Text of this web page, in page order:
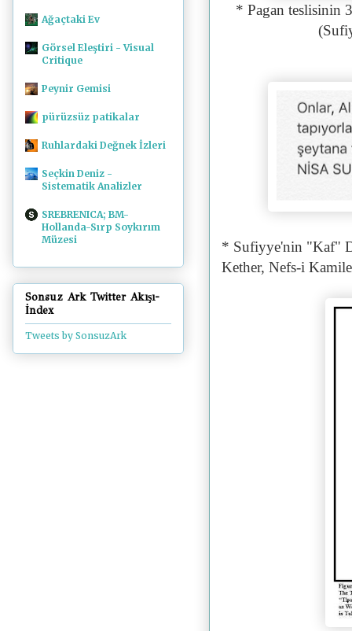
* Pagan teslisinin
* Sufiyye'nin "Kaf"
Kether, Nefs-i
Ağaçtaki Ev
Görsel Eleştiri - Visual
Critique
Peynir Gemisi
pürüzsüz patikalar
Ruhlardaki Değnek İzleri
Seçkin Deniz -
Sistematik Analizler
SREBRENICA; BM-
Hollanda-Sırp Soykırım
Müzesi
Sonsuz Ark Twitter Akışı-
İndex
Tweets by SonsuzArk